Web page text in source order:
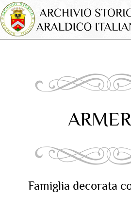
Famiglia decorata